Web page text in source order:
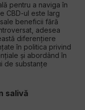
pentru a naviga în
CBD-ul este larg
beneficii fără
adesea
diferențiere
în politica privind
și abordând în
de substanțe
salivă